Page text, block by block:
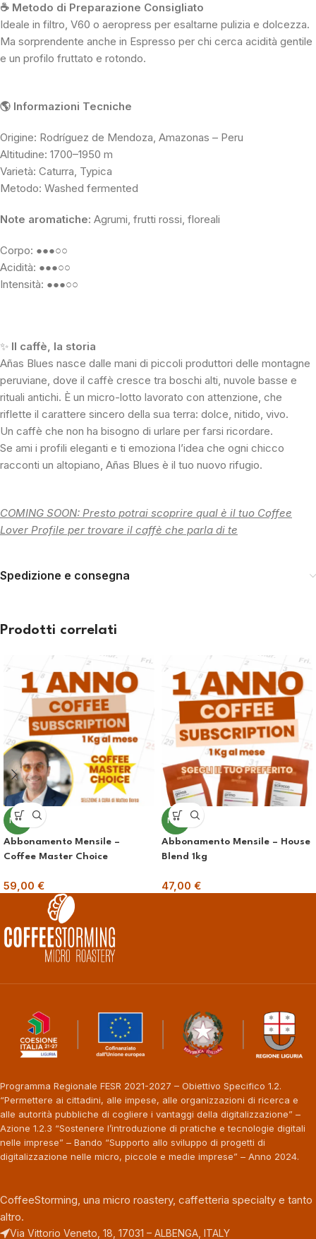
☕ Metodo di Preparazione Consigliato
Ideale in filtro, V60 o aeropress per esaltarne pulizia e dolcezza.
Ma sorprendente anche in Espresso per chi cerca acidità gentile
e un profilo fruttato e rotondo.
🌎 Informazioni Tecniche
Origine: Rodríguez de Mendoza, Amazonas – Peru
Altitudine: 1700–1950 m
Varietà: Caturra, Typica
Metodo: Washed fermented
Note aromatiche: Agrumi, frutti rossi, floreali
Corpo: ●●●○○
Acidità: ●●●○○
Intensità: ●●●○○
✨ Il caffè, la storia
Añas Blues nasce dalle mani di piccoli produttori delle montagne
peruviane, dove il caffè cresce tra boschi alti, nuvole basse e
rituali antichi. È un micro-lotto lavorato con attenzione, che
riflette il carattere sincero della sua terra: dolce, nitido, vivo.
Un caffè che non ha bisogno di urlare per farsi ricordare.
Se ami i profili eleganti e ti emoziona l’idea che ogni chicco
racconti un altopiano, Añas Blues è il tuo nuovo rifugio.
COMING SOON: Presto potrai scoprire qual è il tuo Coffee
Lover Profile per trovare il caffè che parla di te
Spedizione e consegna
Prodotti correlati
NEW
Abbonamento Mensile –
Coffee Master Choice
59,00 €
NEW
Abbonamento Mensile – House
Blend 1kg
47,00 €
Programma Regionale FESR 2021-2027 – Obiettivo Specifico 1.2.
“Permettere ai cittadini, alle impese, alle organizzazioni di ricerca e
alle autorità pubbliche di cogliere i vantaggi della digitalizzazione” –
Azione 1.2.3 “Sostenere l’introduzione di pratiche e tecnologie digitali
nelle imprese” – Bando “Supporto allo sviluppo di progetti di
digitalizzazione nelle micro, piccole e medie imprese” – Anno 2024.
CoffeeStorming, una micro roastery, caffetteria specialty e tanto
altro.
Via Vittorio Veneto, 18, 17031 – ALBENGA, ITALY